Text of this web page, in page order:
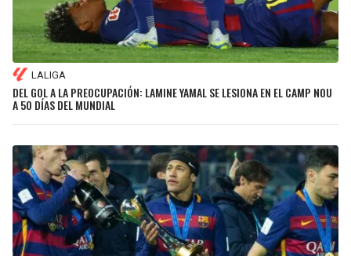
LALIGA
DEL GOL A LA PREOCUPACIÓN: LAMINE YAMAL SE LESIONA EN EL CAMP NOU
A 50 DÍAS DEL MUNDIAL